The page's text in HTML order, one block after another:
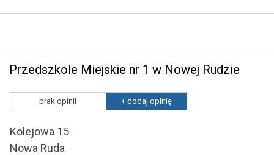
Przedszkole Miejskie nr 1 w Nowej Rudzie
brak opinii + dodaj opinię
Kolejowa 15
Nowa Ruda